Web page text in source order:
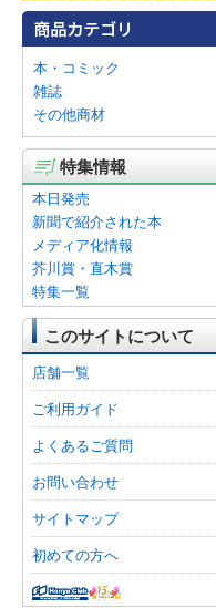
本・コミック
雑誌
その他商材
特集情報
本日発売
新聞で紹介された本
メディア化情報
芥川賞・直木賞
特集一覧
このサイトについて
店舗一覧
ご利用ガイド
よくあるご質問
お問い合わせ
サイトマップ
初めての方へ